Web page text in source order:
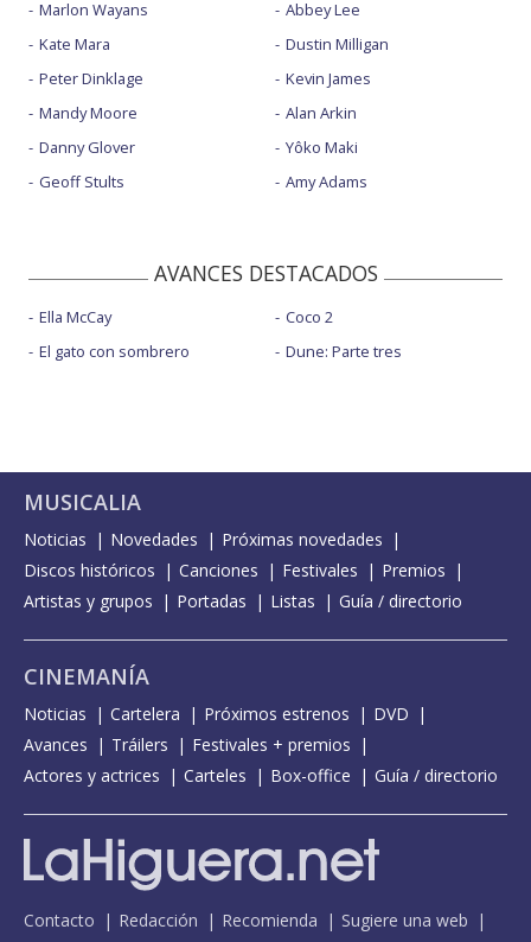
Marlon Wayans
Kate Mara
Peter Dinklage
Mandy Moore
Danny Glover
Geoff Stults
Abbey Lee
Dustin Milligan
Kevin James
Alan Arkin
Yôko Maki
Amy Adams
AVANCES DESTACADOS
Ella McCay
El gato con sombrero
Coco 2
Dune: Parte tres
MUSICALIA
Noticias Novedades
Próximas novedades
Discos históricos
Canciones Festivales
Premios
Artistas y grupos
Portadas Listas Guía / directorio
CINEMANÍA
Noticias Cartelera Próximos estrenos
DVD
Avances
Tráilers
Festivales + premios
Actores y actrices
Carteles Box-office Guía / directorio
Contacto Redacción Recomienda
Sugiere una web